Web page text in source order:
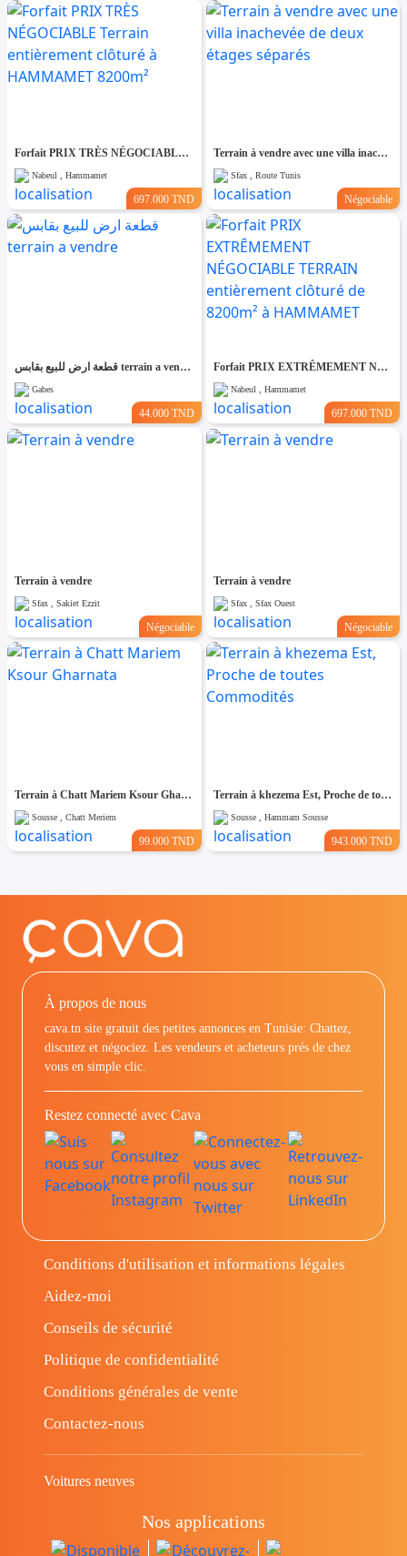
Forfait PRIX TRÈS NÉGOCIABLE Terrain entièrement clôturé à HAMMAMET 8200m²
Nabeul , Hammamet
697.000 TND
Terrain à vendre avec une villa inachevée de deux étages séparés
Sfax , Route Tunis
Négociable
قطعة ارض للبيع بقابس terrain a vendre
Gabes
44.000 TND
Forfait PRIX EXTRÊMEMENT NÉGOCIABLE TERRAIN entièrement clôturé de 8200m² à HAMMAMET
Nabeul , Hammamet
697.000 TND
Terrain à vendre
Sfax , Sakiet Ezzit
Négociable
Terrain à vendre
Sfax , Sfax Ouest
Négociable
Terrain à Chatt Mariem Ksour Gharnata
Sousse , Chatt Meriem
99.000 TND
Terrain à khezema Est, Proche de toutes Commodités
Sousse , Hammam Sousse
943.000 TND
À propos de nous
cava.tn site gratuit des petites annonces en Tunisie: Chattez,
discutez et négociez. Les vendeurs et acheteurs prés de chez
vous en simple clic.
Restez connecté avec Cava
Conditions d'utilisation et informations légales
Aidez-moi
Conseils de sécurité
Politique de confidentialité
Conditions générales de vente
Contactez-nous
Voitures neuves
Nos applications